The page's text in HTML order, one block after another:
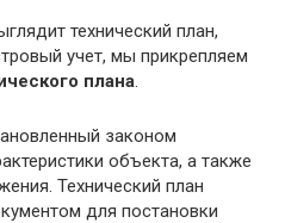
технический план,
учет, мы прикрепляем
плана.
законом
объекта, а также
Технический план
для постановки